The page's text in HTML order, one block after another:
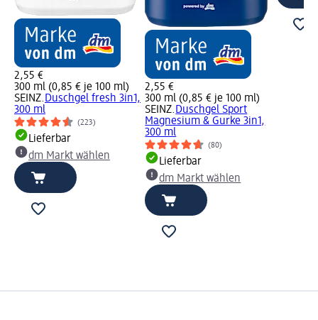
2,55 €
300 ml (0,85 € je 100 ml)
SEINZ. Duschgel fresh 3in1,
300 ml
(223)
Lieferbar
dm Markt wählen
2,55 €
300 ml (0,85 € je 100 ml)
SEINZ. Duschgel Sport
Magnesium & Gurke 3in1,
300 ml
(80)
Lieferbar
dm Markt wählen